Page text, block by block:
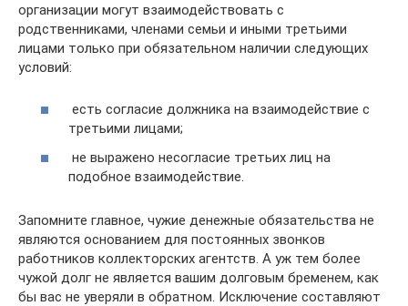
организации могут взаимодействовать с
родственниками, членами семьи и иными третьими
лицами только при обязательном наличии следующих
условий:
есть согласие должника на взаимодействие с
третьими лицами;
не выражено несогласие третьих лиц на
подобное взаимодействие.
Запомните главное, чужие денежные обязательства не
являются основанием для постоянных звонков
работников коллекторских агентств. А уж тем более
чужой долг не является вашим долговым бременем, как
бы вас не уверяли в обратном. Исключение составляют